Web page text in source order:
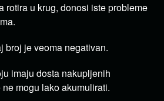
rotira u krug, donosi iste probleme
broj je veoma negativan.
imaju dosta nakupljenih
mogu lako akumulirati.